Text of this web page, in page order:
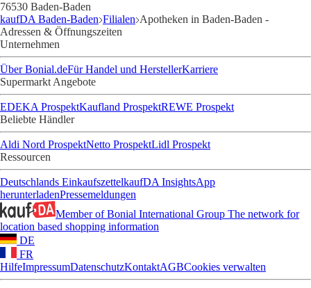
76530 Baden-Baden
kaufDA Baden-Baden Filialen Apotheken in Baden-Baden -
Adressen & Öffnungszeiten
Unternehmen
Über Bonial.deFür Handel und HerstellerKarriere
Supermarkt Angebote
EDEKA ProspektKaufland ProspektREWE Prospekt
Beliebte Händler
Aldi Nord ProspektNetto ProspektLidl Prospekt
Ressourcen
Deutschlands EinkaufszettelkaufDA InsightsApp
herunterladenPressemeldungen
Member of Bonial International Group The network for
location based shopping information
DE
FR
HilfeImpressumDatenschutzKontaktAGBCookies verwalten